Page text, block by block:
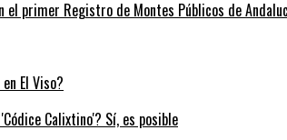
el primer Registro de Montes Públicos de
El Viso?